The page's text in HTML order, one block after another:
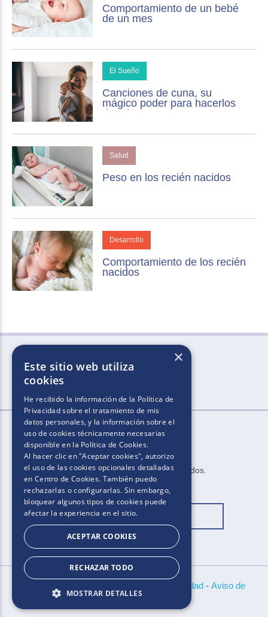
Comportamiento de un bebé
de un mes
El Sueño
Canciones de cuna, su
mágico poder para hacerlos
dormir
Salud
Peso en los recién nacidos
Desarrollo
Comportamiento de los recién
nacidos
2025​.​​ ​Todos los derechos reservados​.​
Cambiar ubicación
Políticas de Privacidad- Aviso de
×
Este sitio web utiliza
cookies
He recibido la información de la Política de
Privacidadsobre el tratamiento de mis
datos personales, y la información sobre el
uso de cookies técnicamente necesarias
disponible en la Política de Cookies.
Al hacer clic en "Aceptar cookies", autorizo
el uso de las cookies opcionales detalladas
en Centro de Cookies. También puedo
rechazarlas o configurarlas. Sin embargo,
bloquear algunos tipos de cookies puede
afectar la experiencia en el sitio.
ACEPTAR COOKIES
RECHAZAR TODO
MOSTRAR DETALLES